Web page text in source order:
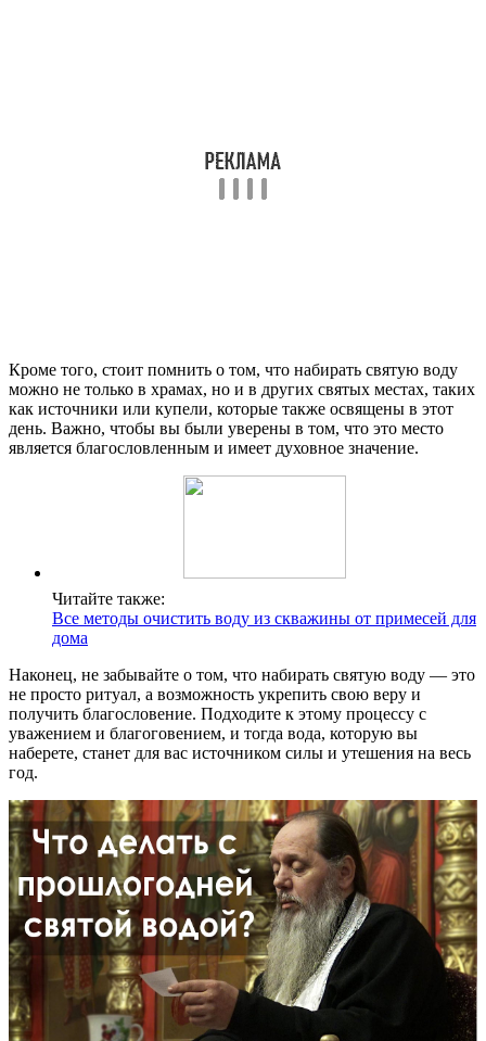
Кроме того, стоит помнить о том, что набирать святую воду
можно не только в храмах, но и в других святых местах, таких
как источники или купели, которые также освящены в этот
день. Важно, чтобы вы были уверены в том, что это место
является благословленным и имеет духовное значение.
Читайте также:
Все методы очистить воду из скважины от примесей для
дома
Наконец, не забывайте о том, что набирать святую воду — это
не просто ритуал, а возможность укрепить свою веру и
получить благословение. Подходите к этому процессу с
уважением и благоговением, и тогда вода, которую вы
наберете, станет для вас источником силы и утешения на весь
год.